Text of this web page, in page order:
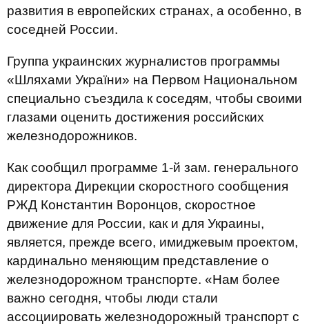
развития в европейских странах, а особенно, в
соседней России.
Группа украинских журналистов программы
«Шляхами України» на Первом Национальном
специально съездила к соседям, чтобы своими
глазами оценить достижения российских
железнодорожников.
Как сообщил программе 1-й зам. генерального
директора Дирекции скоростного сообщения
РЖД Константин Воронцов, скоростное
движение для России, как и для Украины,
является, прежде всего, имиджевым проектом,
кардинально меняющим представление о
железнодорожном транспорте. «Нам более
важно сегодня, чтобы люди стали
ассоциировать железнодорожный транспорт с